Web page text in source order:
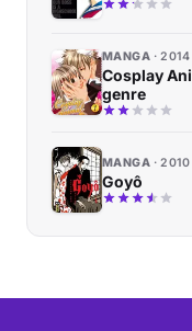
MANGA 2014
Cosplay
genre
MANGA 2010
Goyô